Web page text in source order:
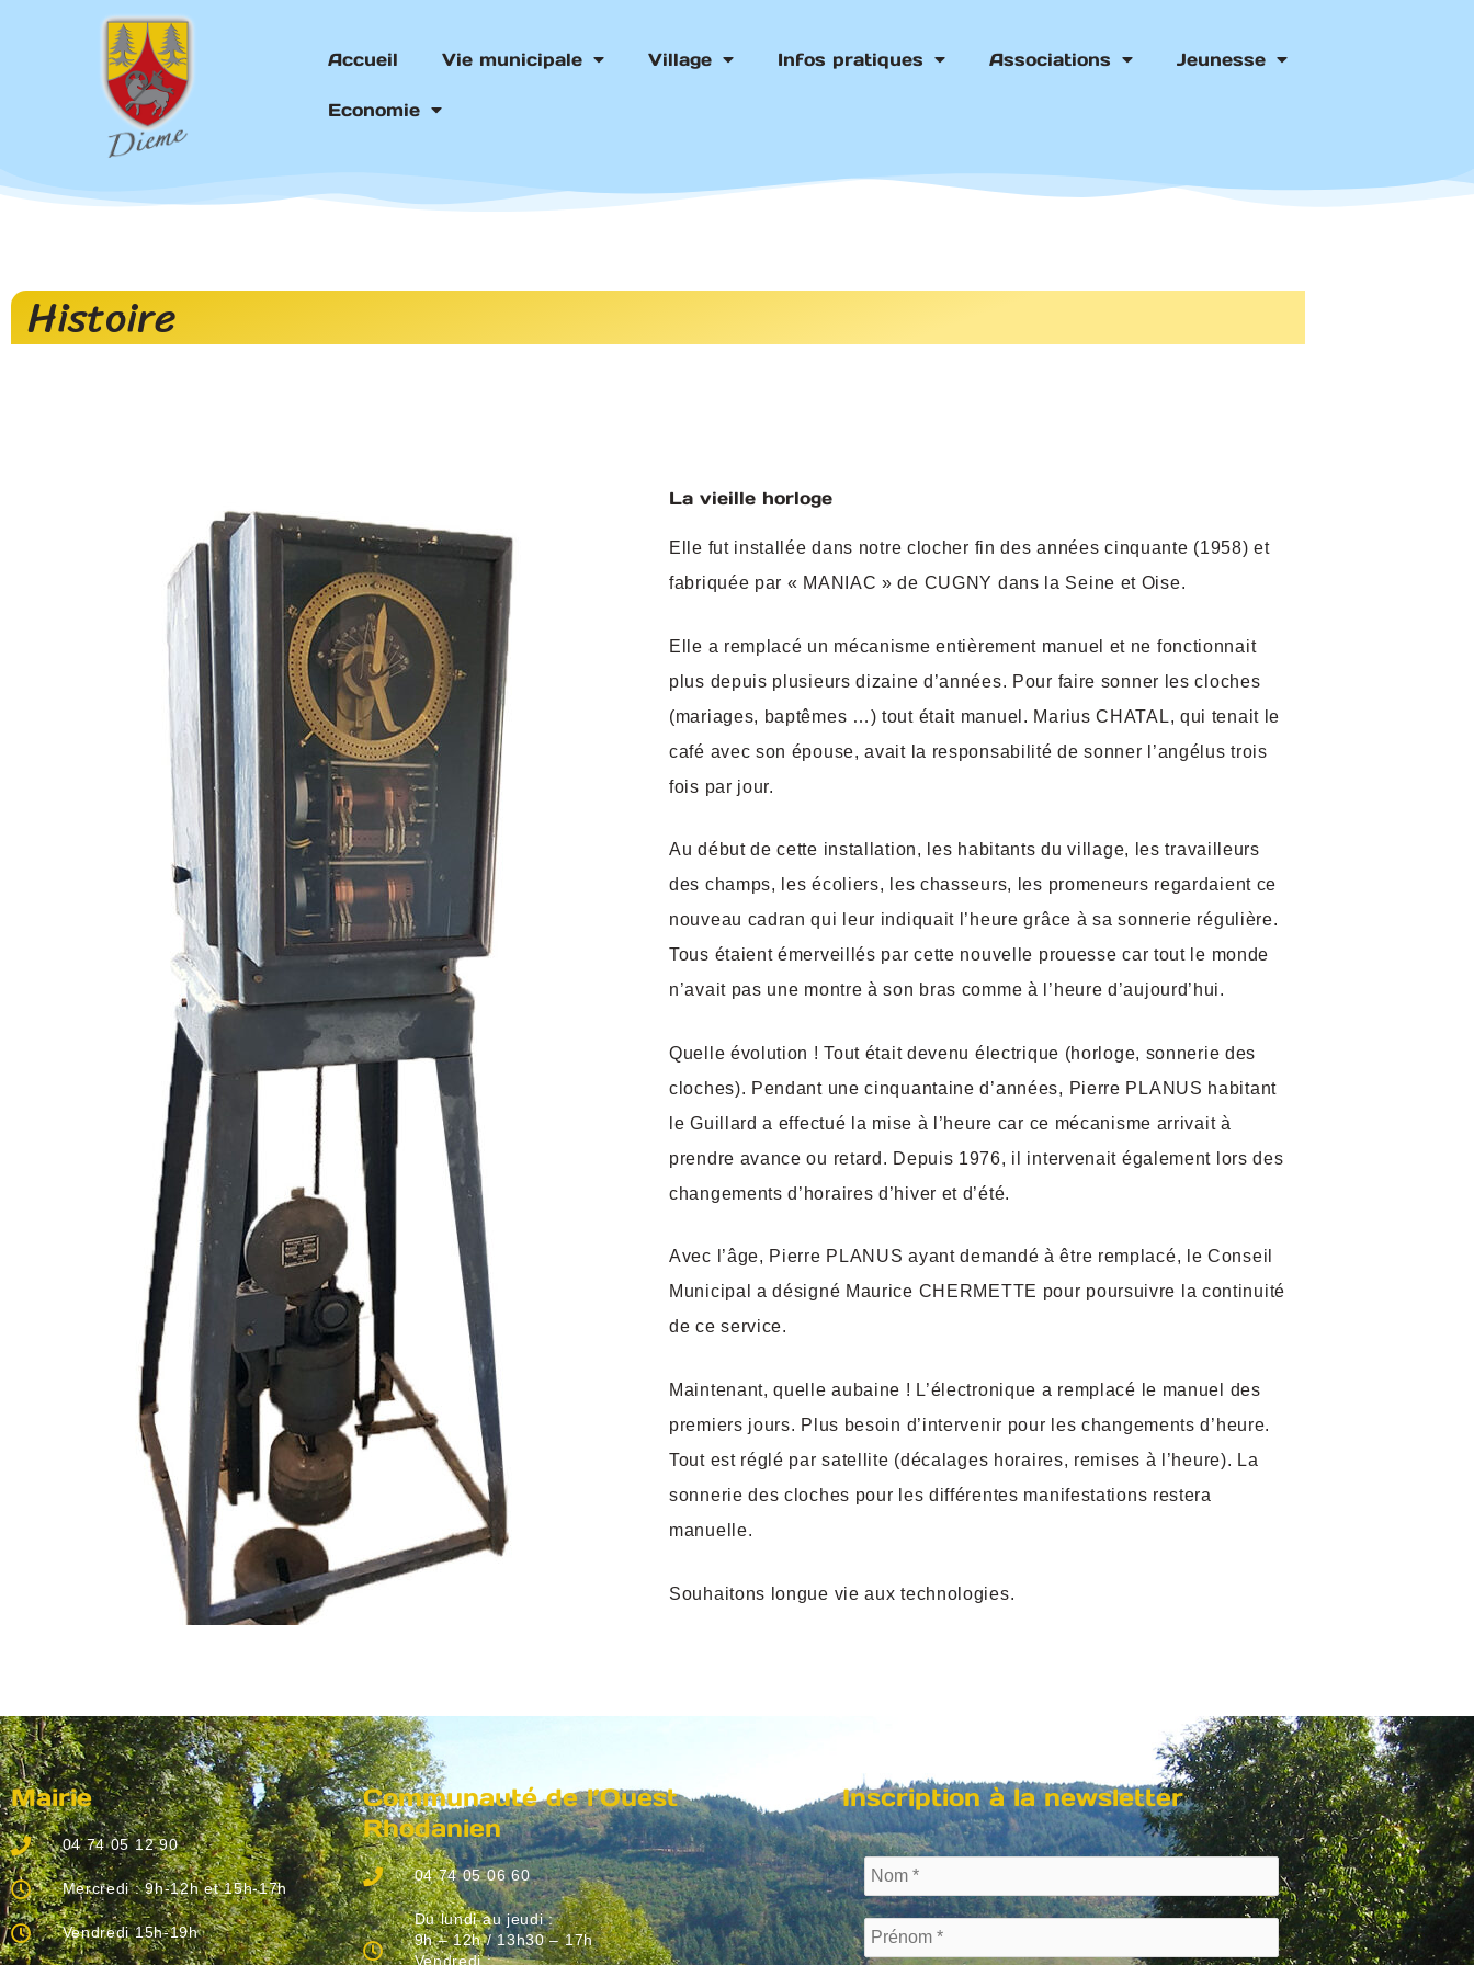
Accueil Vie municipale Village Infos pratiques Associations Jeunesse
Economie
Histoire
La vieille horloge
Elle fut installée dans notre clocher fin des années cinquante (1958) et
fabriquée par « MANIAC » de CUGNY dans la Seine et Oise.
Elle a remplacé un mécanisme entièrement manuel et ne fonctionnait
plus depuis plusieurs dizaine d’années. Pour faire sonner les cloches
(mariages, baptêmes …) tout était manuel. Marius CHATAL, qui tenait le
café avec son épouse, avait la responsabilité de sonner l’angélus trois
fois par jour.
Au début de cette installation, les habitants du village, les travailleurs
des champs, les écoliers, les chasseurs, les promeneurs regardaient ce
nouveau cadran qui leur indiquait l’heure grâce à sa sonnerie régulière.
Tous étaient émerveillés par cette nouvelle prouesse car tout le monde
n’avait pas une montre à son bras comme à l’heure d’aujourd’hui.
Quelle évolution ! Tout était devenu électrique (horloge, sonnerie des
cloches). Pendant une cinquantaine d’années, Pierre PLANUS habitant
le Guillard a effectué la mise à l’heure car ce mécanisme arrivait à
prendre avance ou retard. Depuis 1976, il intervenait également lors des
changements d’horaires d’hiver et d’été.
Avec l’âge, Pierre PLANUS ayant demandé à être remplacé, le Conseil
Municipal a désigné Maurice CHERMETTE pour poursuivre la continuité
de ce service.
Maintenant, quelle aubaine ! L’électronique a remplacé le manuel des
premiers jours. Plus besoin d’intervenir pour les changements d’heure.
Tout est réglé par satellite (décalages horaires, remises à l’heure). La
sonnerie des cloches pour les différentes manifestations restera
manuelle.
Souhaitons longue vie aux technologies.
Mairie
04 74 05 12 90
Mercredi : 9h-12h et 15h-17h
Vendredi 15h-19h
Communauté de l’Ouest
Rhodanien
04 74 05 06 60
Du lundi au jeudi :
9h – 12h / 13h30 – 17h
Vendredi :
Inscription à la newsletter